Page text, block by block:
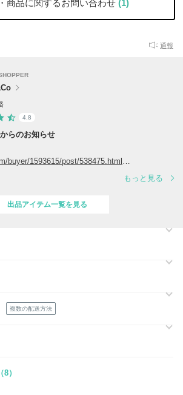
商品に関するお問い合わせ (1)
通報
4.8
らのお知らせ
buyer/1593615/post/538475.html
ル
r/_MAXMARA-マックスマーラ/-B1593615/
buyer/1593615/post/538475.html
r/-C1001B1593615O2/?stocks=instock
r/-C1002B1593615/?stocks=instock
円割引
もっと見る
出品アイテム一覧を見る
複数の配送方法
（8）